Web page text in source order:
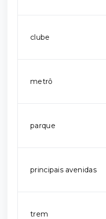
clube
metrô
parque
principais avenidas
trem